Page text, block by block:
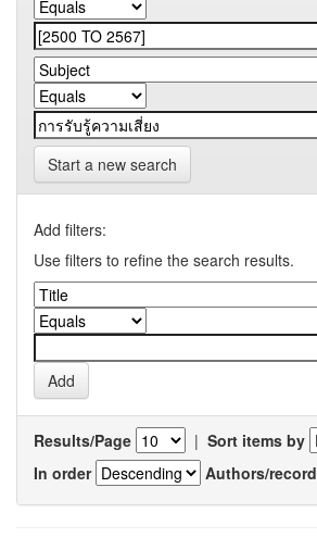
Start a new search
Add filters:
Use filters to refine the search results.
Results/Page | Sort items by
In order
Authors/record